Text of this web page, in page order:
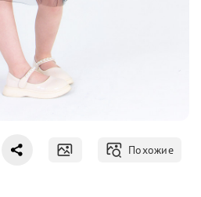
Похожие